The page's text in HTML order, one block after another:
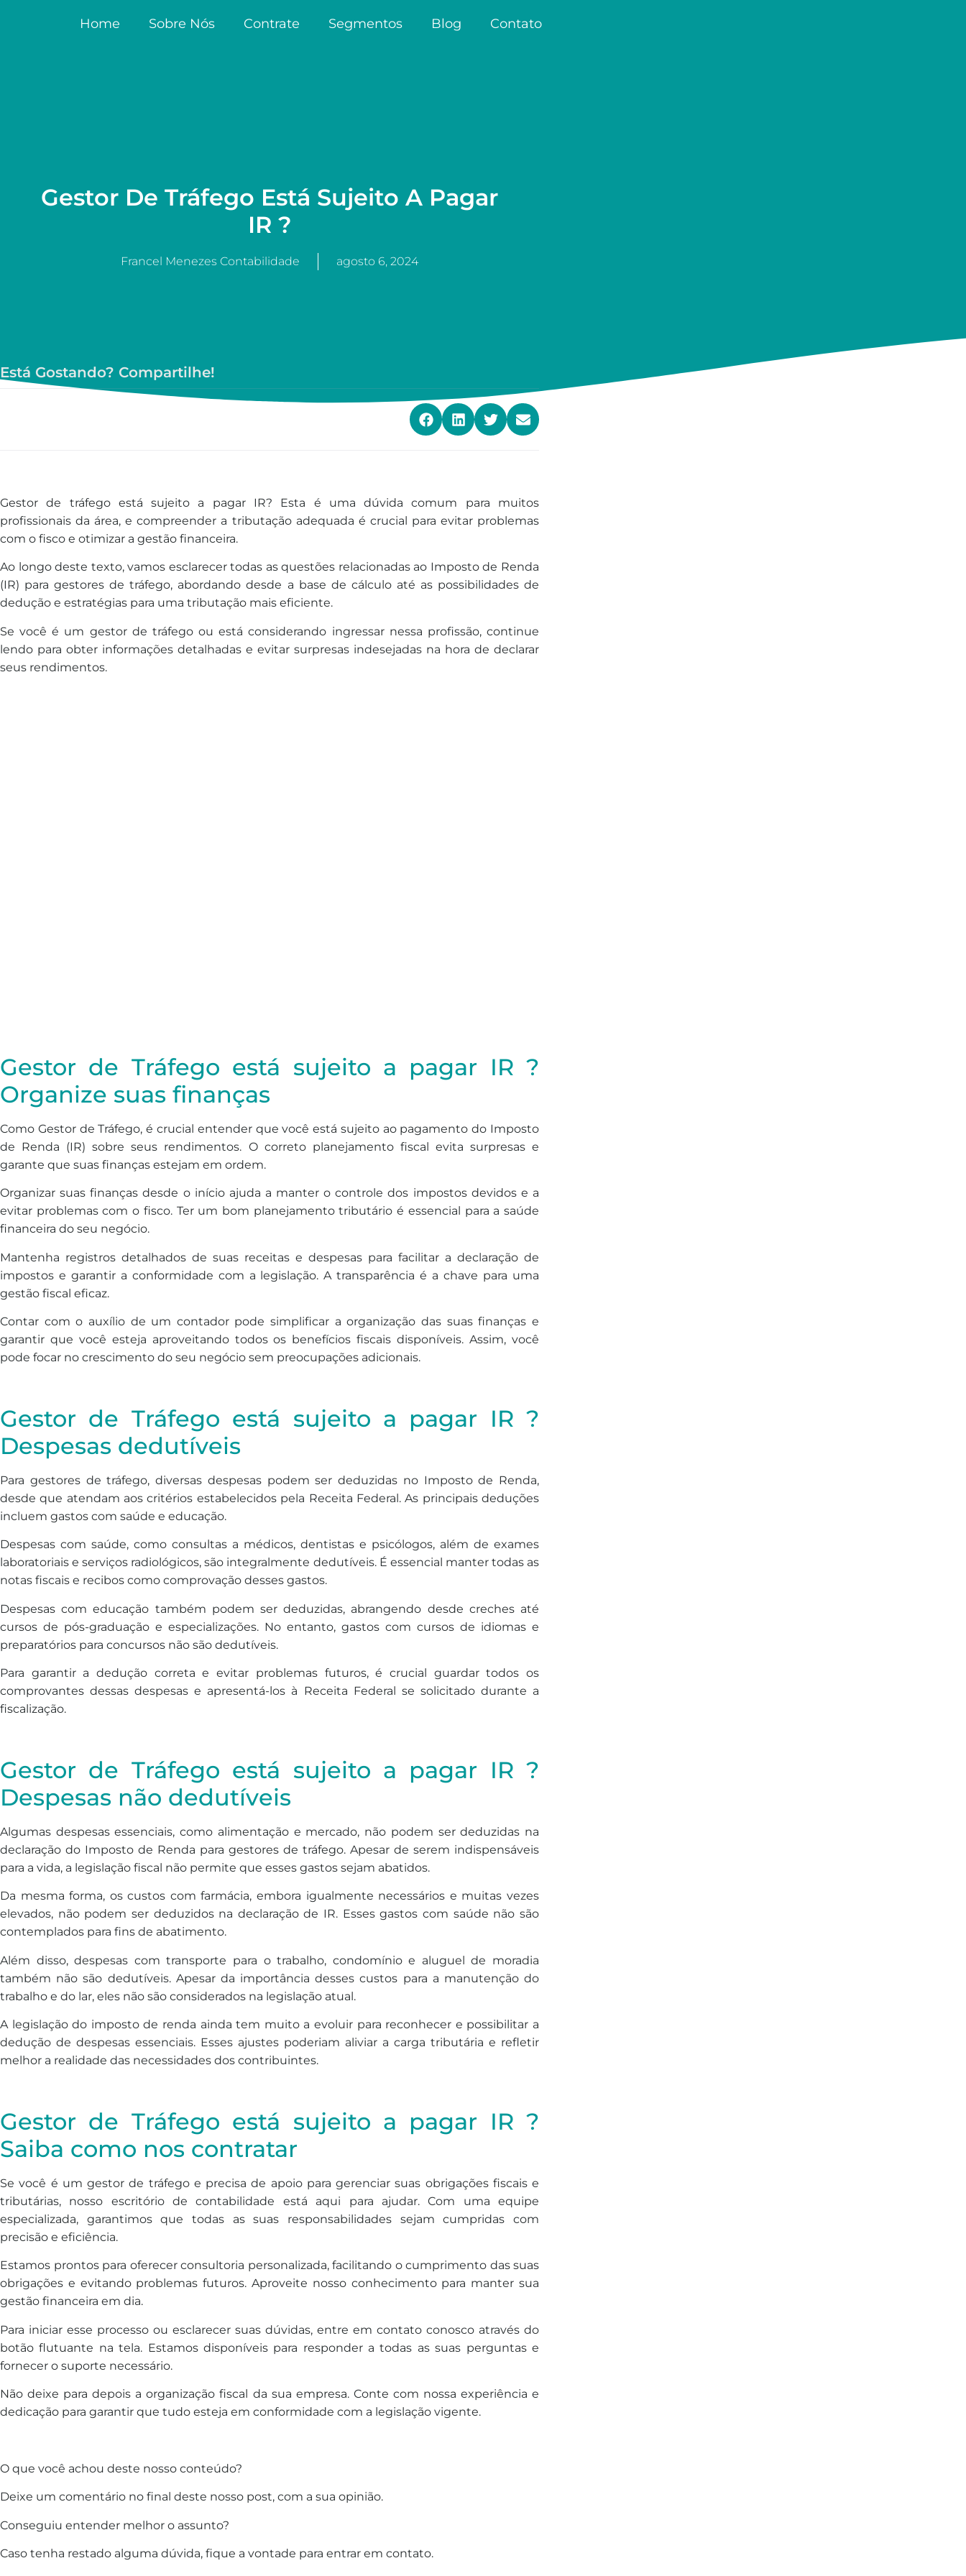
Home Sobre Nós Contrate Segmentos Blog Contato
Gestor De Tráfego Está Sujeito A Pagar
IR ?
Francel Menezes Contabilidade agosto 6, 2024
Está Gostando? Compartilhe!
Gestor de tráfego está sujeito a pagar IR? Esta é uma dúvida comum para muitos
profissionais da área, e compreender a tributação adequada é crucial para evitar problemas
com o fisco e otimizar a gestão financeira.
Ao longo deste texto, vamos esclarecer todas as questões relacionadas ao Imposto de Renda
(IR) para gestores de tráfego, abordando desde a base de cálculo até as possibilidades de
dedução e estratégias para uma tributação mais eficiente.
Se você é um gestor de tráfego ou está considerando ingressar nessa profissão, continue
lendo para obter informações detalhadas e evitar surpresas indesejadas na hora de declarar
seus rendimentos.
Gestor de Tráfego está sujeito a pagar IR ?
Organize suas finanças
Como Gestor de Tráfego, é crucial entender que você está sujeito ao pagamento do Imposto
de Renda (IR) sobre seus rendimentos. O correto planejamento fiscal evita surpresas e
garante que suas finanças estejam em ordem.
Organizar suas finanças desde o início ajuda a manter o controle dos impostos devidos e a
evitar problemas com o fisco. Ter um bom planejamento tributário é essencial para a saúde
financeira do seu negócio.
Mantenha registros detalhados de suas receitas e despesas para facilitar a declaração de
impostos e garantir a conformidade com a legislação. A transparência é a chave para uma
gestão fiscal eficaz.
Contar com o auxílio de um contador pode simplificar a organização das suas finanças e
garantir que você esteja aproveitando todos os benefícios fiscais disponíveis. Assim, você
pode focar no crescimento do seu negócio sem preocupações adicionais.
Gestor de Tráfego está sujeito a pagar IR ?
Despesas dedutíveis
Para gestores de tráfego, diversas despesas podem ser deduzidas no Imposto de Renda,
desde que atendam aos critérios estabelecidos pela Receita Federal. As principais deduções
incluem gastos com saúde e educação.
Despesas com saúde, como consultas a médicos, dentistas e psicólogos, além de exames
laboratoriais e serviços radiológicos, são integralmente dedutíveis. É essencial manter todas as
notas fiscais e recibos como comprovação desses gastos.
Despesas com educação também podem ser deduzidas, abrangendo desde creches até
cursos de pós-graduação e especializações. No entanto, gastos com cursos de idiomas e
preparatórios para concursos não são dedutíveis.
Para garantir a dedução correta e evitar problemas futuros, é crucial guardar todos os
comprovantes dessas despesas e apresentá-los à Receita Federal se solicitado durante a
fiscalização.
Gestor de Tráfego está sujeito a pagar IR ?
Despesas não dedutíveis
Algumas despesas essenciais, como alimentação e mercado, não podem ser deduzidas na
declaração do Imposto de Renda para gestores de tráfego. Apesar de serem indispensáveis
para a vida, a legislação fiscal não permite que esses gastos sejam abatidos.
Da mesma forma, os custos com farmácia, embora igualmente necessários e muitas vezes
elevados, não podem ser deduzidos na declaração de IR. Esses gastos com saúde não são
contemplados para fins de abatimento.
Além disso, despesas com transporte para o trabalho, condomínio e aluguel de moradia
também não são dedutíveis. Apesar da importância desses custos para a manutenção do
trabalho e do lar, eles não são considerados na legislação atual.
A legislação do imposto de renda ainda tem muito a evoluir para reconhecer e possibilitar a
dedução de despesas essenciais. Esses ajustes poderiam aliviar a carga tributária e refletir
melhor a realidade das necessidades dos contribuintes.
Gestor de Tráfego está sujeito a pagar IR ?
Saiba como nos contratar
Se você é um gestor de tráfego e precisa de apoio para gerenciar suas obrigações fiscais e
tributárias, nosso escritório de contabilidade está aqui para ajudar. Com uma equipe
especializada, garantimos que todas as suas responsabilidades sejam cumpridas com
precisão e eficiência.
Estamos prontos para oferecer consultoria personalizada, facilitando o cumprimento das suas
obrigações e evitando problemas futuros. Aproveite nosso conhecimento para manter sua
gestão financeira em dia.
Para iniciar esse processo ou esclarecer suas dúvidas, entre em contato conosco através do
botão flutuante na tela. Estamos disponíveis para responder a todas as suas perguntas e
fornecer o suporte necessário.
Não deixe para depois a organização fiscal da sua empresa. Conte com nossa experiência e
dedicação para garantir que tudo esteja em conformidade com a legislação vigente.
O que você achou deste nosso conteúdo?
Deixe um comentário no final deste nosso post, com a sua opinião.
Conseguiu entender melhor o assunto?
Caso tenha restado alguma dúvida, fique a vontade para entrar em contato.